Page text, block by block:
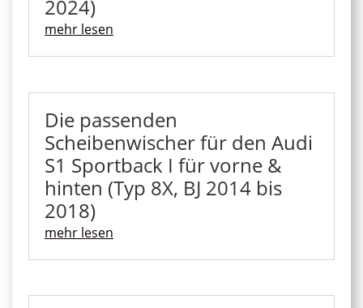
2024)
mehr lesen
Die passenden
Scheibenwischer für den Audi
S1 Sportback I für vorne &
hinten (Typ 8X, BJ 2014 bis
2018)
mehr lesen